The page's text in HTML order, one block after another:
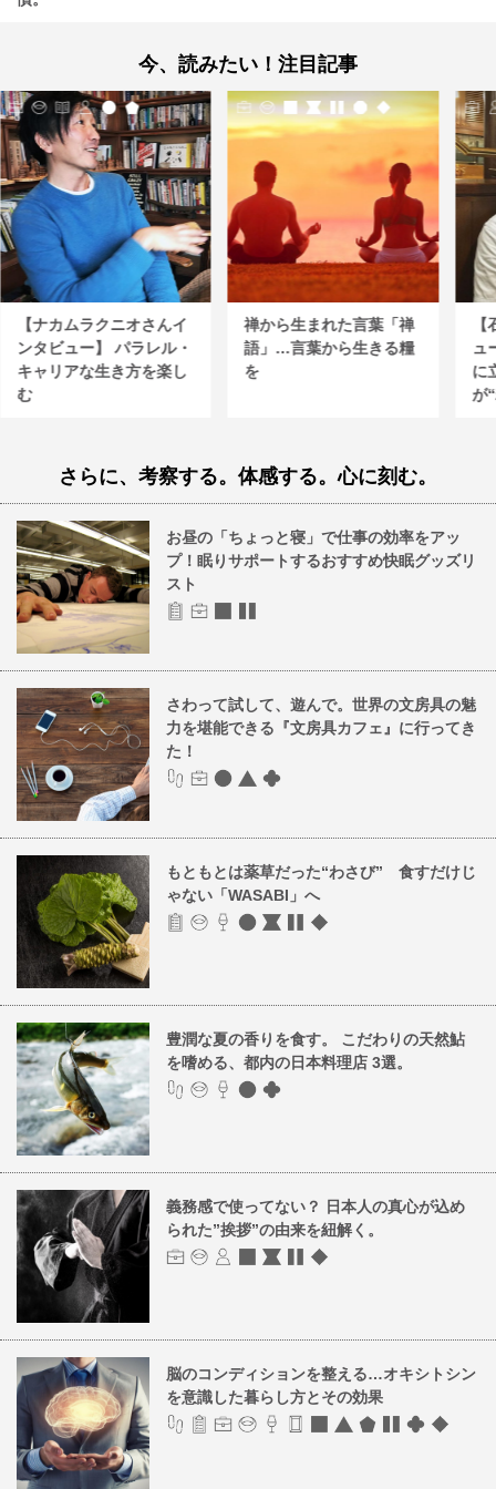
今、読みたい！注目記事
【ナカムラクニオさんイ
ンタビュー】 パラレル・
キャリアな生き方を楽し
む
禅から生まれた言葉「禅
語」…言葉から生きる糧
を
ュ
に
が
さらに、考察する。体感する。心に刻む。
お昼の「ちょっと寝」で仕事の効率をアッ
プ！眠りサポートするおすすめ快眠グッズリ
スト
さわって試して、遊んで。世界の文房具の魅
力を堪能できる『文房具カフェ』に行ってき
た！
もともとは薬草だった“わさび” 食すだけじ
ゃない「WASABI」へ
豊潤な夏の香りを食す。 こだわりの天然鮎
を嗜める、都内の日本料理店 3選。
義務感で使ってない？ 日本人の真心が込め
られた”挨拶”の由来を紐解く。
脳のコンディションを整える…オキシトシン
を意識した暮らし方とその効果